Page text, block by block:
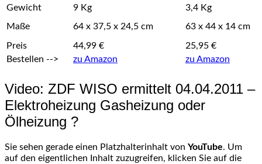
Gewicht 9 Kg
3,4 Kg
Maße
64 x 37,5 x 24,5 cm 63 x 44 x 14 cm
Preis 44,99 €
25,95 €
Bestellen -->
zu Amazon zu Amazon
Video: ZDF WISO ermittelt 04.04.2011 –
Elektroheizung Gasheizung oder
Ölheizung ?
Sie sehen gerade einen Platzhalterinhalt von YouTube. Um
auf den eigentlichen Inhalt zuzugreifen, klicken Sie auf die